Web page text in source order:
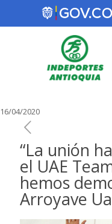
16/04/2020
“La unión
el UAE
hemos
Arroyave